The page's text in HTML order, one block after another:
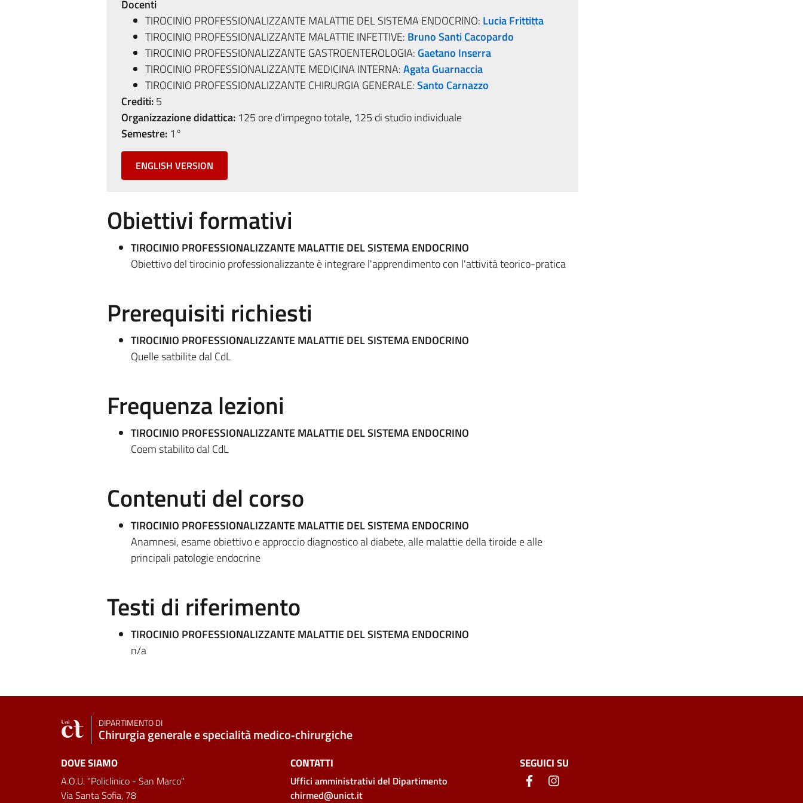
Docenti
TIROCINIO PROFESSIONALIZZANTE MALATTIE DEL SISTEMA ENDOCRINO: Lucia Frittitta
TIROCINIO PROFESSIONALIZZANTE MALATTIE INFETTIVE: Bruno Santi Cacopardo
TIROCINIO PROFESSIONALIZZANTE GASTROENTEROLOGIA: Gaetano Inserra
TIROCINIO PROFESSIONALIZZANTE MEDICINA INTERNA:Agata Guarnaccia
TIROCINIO PROFESSIONALIZZANTE CHIRURGIA GENERALE:Santo Carnazzo
Crediti:5
Organizzazione didattica:125 ore d'impegno totale, 125 di studio individuale
Semestre:1°
ENGLISH VERSION
Obiettivi formativi
TIROCINIO PROFESSIONALIZZANTE MALATTIE DEL SISTEMA ENDOCRINO
Obiettivo del tirocinio professionalizzante è integrare l'apprendimento con l'attività teorico-pratica
Prerequisiti richiesti
TIROCINIO PROFESSIONALIZZANTE MALATTIE DEL SISTEMA ENDOCRINO
Quelle satbilite dal CdL
Frequenza lezioni
TIROCINIO PROFESSIONALIZZANTE MALATTIE DEL SISTEMA ENDOCRINO
Coem stabilito dal CdL
Contenuti del corso
TIROCINIO PROFESSIONALIZZANTE MALATTIE DEL SISTEMA ENDOCRINO
Anamnesi, esame obiettivo e approccio diagnostico al diabete, alle malattie della tiroide e alle
principali patologie endocrine
Testi di riferimento
TIROCINIO PROFESSIONALIZZANTE MALATTIE DEL SISTEMA ENDOCRINO
n/a
DIPARTIMENTO DI
Chirurgia generale e specialità medico‑chirurgiche
DOVE SIAMO
A.O.U. "Policlinico - San Marco"
Via Santa Sofia, 78
CONTATTI
Uffici amministrativi del Dipartimento
chirmed@unict.it
SEGUICI SU